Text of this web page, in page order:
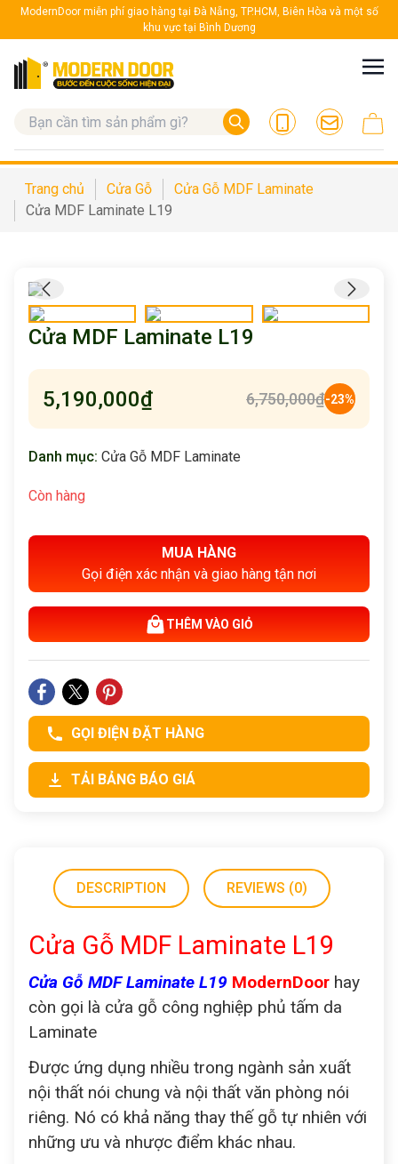
ModernDoor miễn phí giao hàng tại Đà Nẵng, TP.HCM, Biên Hòa và một số
khu vực tại Bình Dương
Trang chủ Cửa Gỗ
Cửa Gỗ MDF Laminate
Cửa MDF Laminate L19
Cửa MDF Laminate L19
5,190,000₫ 6,750,000₫-23%
Danh mục: Cửa Gỗ MDF Laminate
Còn hàng
MUA HÀNG
Gọi điện xác nhận và giao hàng tận nơi
THÊM VÀO GIỎ
GỌI ĐIỆN ĐẶT HÀNG
TẢI BẢNG BÁO GIÁ
DESCRIPTION REVIEWS (0)
Cửa Gỗ MDF Laminate L19
Cửa Gỗ MDF Laminate L19 ModernDoor hay
còn gọi là cửa gỗ công nghiệp phủ tấm da
Laminate
Được ứng dụng nhiều trong ngành sản xuất
nội thất nói chung và nội thất văn phòng nói
riêng. Nó có khả năng thay thế gỗ tự nhiên với
những ưu và nhược điểm khác nhau.